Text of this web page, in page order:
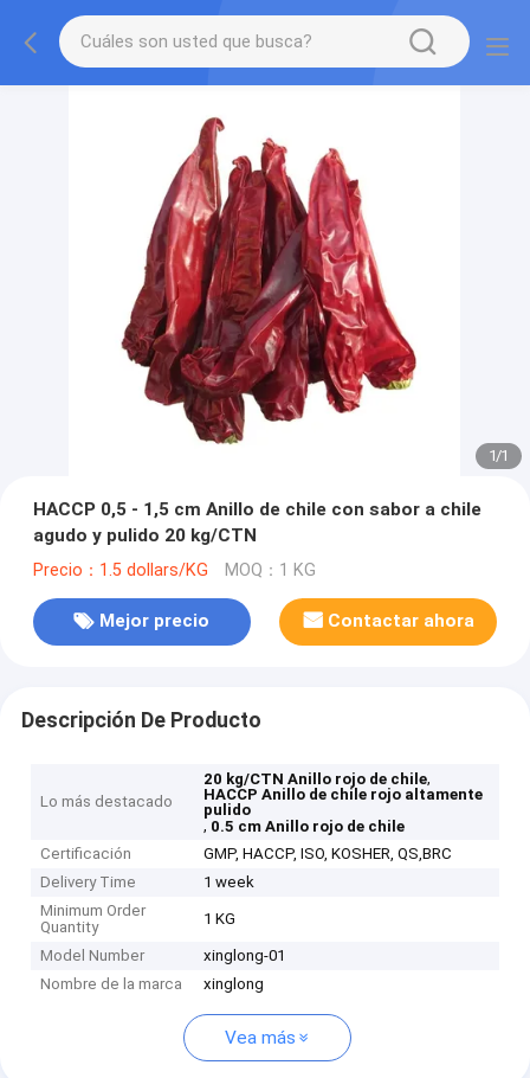
1/1
HACCP 0,5 - 1,5 cm Anillo de chile con sabor a chile
agudo y pulido 20 kg/CTN
Precio：1.5 dollars/KG MOQ：1 KG
Mejor precio Contactar ahora
Descripción De Producto
Lo más destacado
20 kg/CTN Anillo rojo de chile,
HACCP Anillo de chile rojo altamente
pulido
, 0.5 cm Anillo rojo de chile
Certificación
GMP, HACCP, ISO, KOSHER, QS,BRC
Delivery Time
1 week
Minimum Order
Quantity
1 KG
Model Number
xinglong-01
Nombre de la marca
xinglong
Vea más